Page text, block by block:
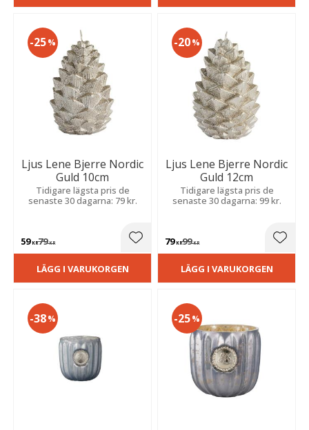
Ljus Lene Bjerre Nordic
Guld 10cm
Tidigare lägsta pris de
senaste 30 dagarna: 79 kr.
59KR79KR
25%
Lägg till i favoriter
LÄGG I VARUKORGEN
Ljus Lene Bjerre Nordic
Guld 12cm
Tidigare lägsta pris de
senaste 30 dagarna: 99 kr.
79KR99KR
20%
LÄGG I VARUKORGEN
38% 25%